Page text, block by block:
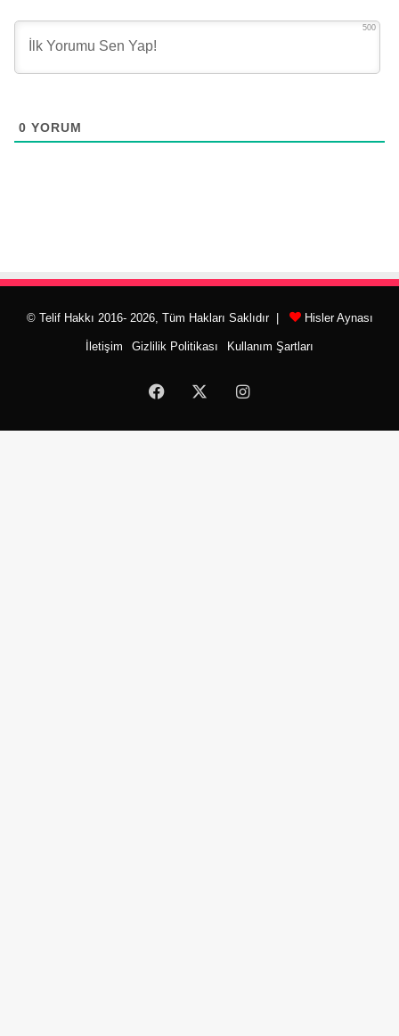
500
0 YORUM
© Telif Hakkı 2016- 2026, Tüm Hakları Saklıdır | Hisler Aynası
İletişim Gizlilik Politikası Kullanım Şartları
Facebook Instagram